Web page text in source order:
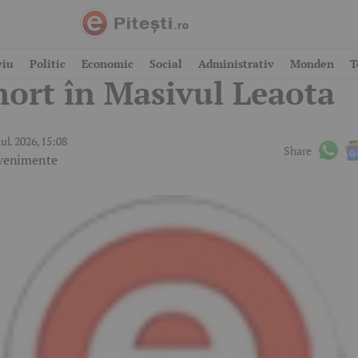
Politic Economic Social Administrativ Monden
în Argeș!
în Masivul Leaota
2026, 15:08
Share